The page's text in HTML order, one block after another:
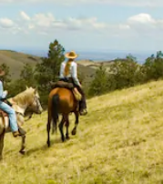
ir braukdami per ekraną.